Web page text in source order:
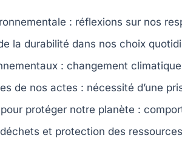
: réflexions sur nos
la durabilité dans nos choix
: changement climatique
de nos actes : nécessité d’une
protéger notre planète :
et protection des